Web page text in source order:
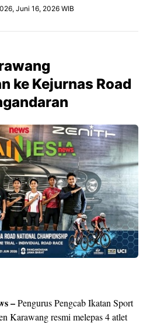
Juni 16, 2026 WIB
ke Kejurnas Road
–Pengurus Pengcab Ikatan Sport
Karawang resmi melepas 4 atlet